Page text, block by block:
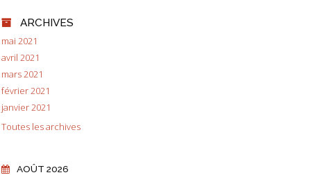
ARCHIVES
mai 2021
avril 2021
mars 2021
février 2021
janvier 2021
Toutes les archives
AOÛT 2026